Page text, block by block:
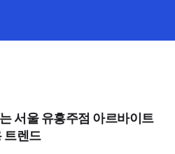
서울 유흥주점 아르바이트
트렌드